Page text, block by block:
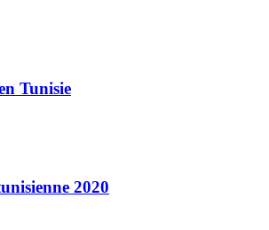
Tunisie
2020